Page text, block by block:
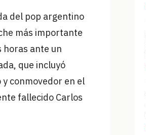
del pop argentino
más importante
horas ante un
que incluyó
conmovedor en el
fallecido Carlos